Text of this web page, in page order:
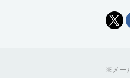
メー